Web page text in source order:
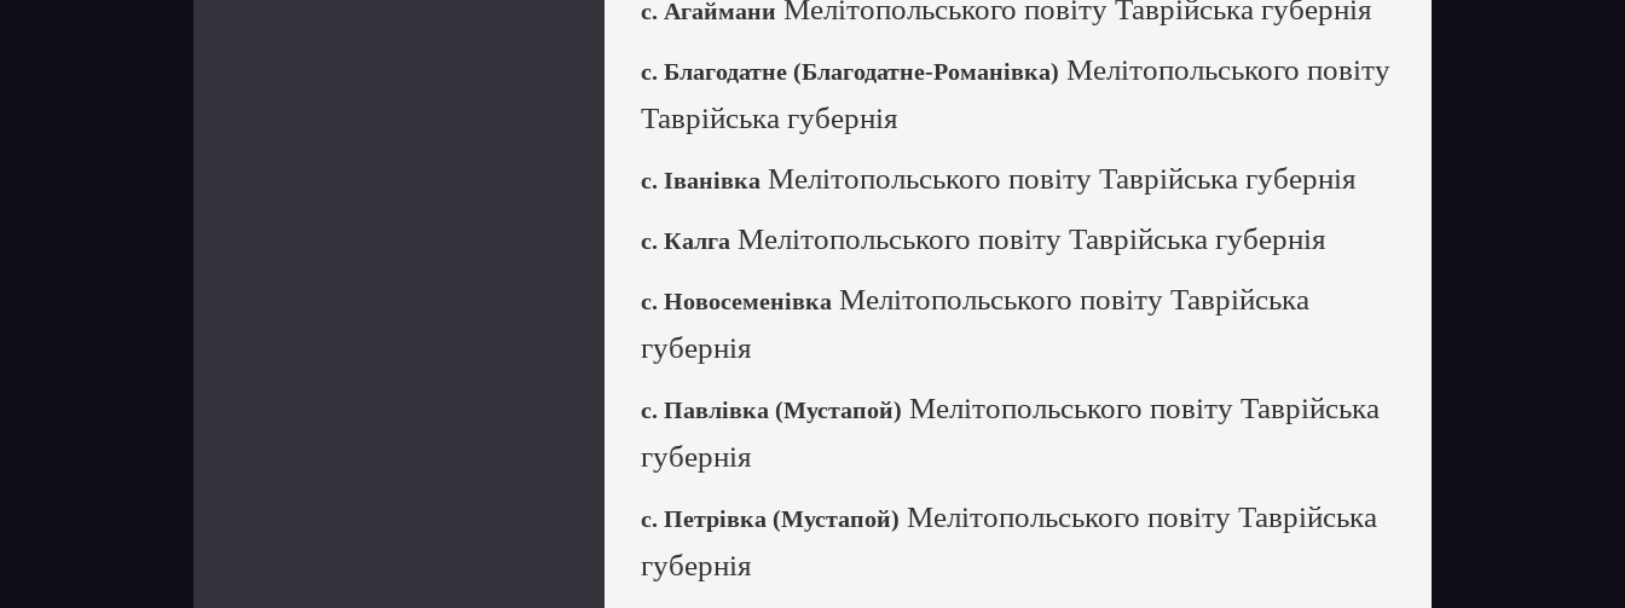
с. Агаймани Мелітопольського повіту Таврійська губернія
с. Благодатне (Благодатне-Романівка) Мелітопольського повіту
Таврійська губернія
с. Іванівка Мелітопольського повіту Таврійська губернія
с. Калга Мелітопольського повіту Таврійська губернія
с. Новосеменівка Мелітопольського повіту Таврійська
губернія
с. Павлівка (Мустапой) Мелітопольського повіту Таврійська
губернія
с. Петрівка (Мустапой) Мелітопольського повіту Таврійська
губернія